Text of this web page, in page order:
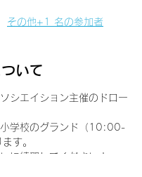
その他+1 名の参加者
いて
シエイション主催のドロー
小学校のグランド（10:00-
す。
に練習してください！